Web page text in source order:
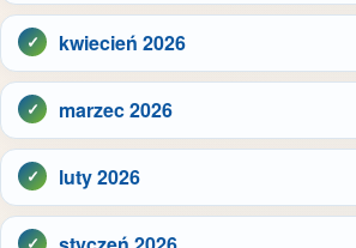
kwiecień 2026
marzec 2026
luty 2026